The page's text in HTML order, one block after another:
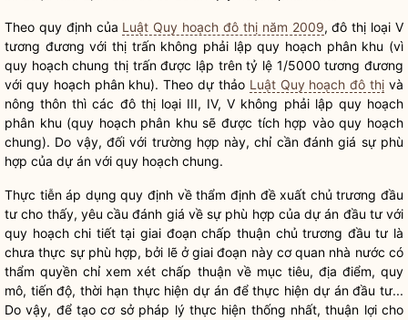
Theo quy định của Luật Quy hoạch đô thị năm 2009, đô thị loại V
tương đương với thị trấn không phải lập quy hoạch phân khu (vì
quy hoạch chung thị trấn được lập trên tỷ lệ 1/5000 tương đương
với quy hoạch phân khu). Theo dự thảo Luật Quy hoạch đô thị và
nông thôn thì các đô thị loại III, IV, V không phải lập quyhoạch
phân khu (quy hoạch phân khu sẽ được tích hợp vào quy hoạch
chung). Do vậy, đối với trường hợp này, chỉ cần đánh giá sự phù
hợp của dự án với quy hoạch chung.
Thực tiễn áp dụng quy định về thẩm định đề xuất chủ trương đầu
tư cho thấy, yêu cầu đánh giá về sự phù hợp của dự án đầu tư với
quy hoạch chi tiết tại giai đoạnchấp thuậnchủ trương đầu tư là
chưa thực sự phù hợp, bởi lẽ ở giai đoạn này cơ quan nhà nước có
thẩmquyền chỉ xem xétchấp thuậnvề mục tiêu, địa điểm, quy
mô, tiến độ, thời hạn thực hiện dự án để thực hiện dự án đầu tư...
Do vậy, để tạo cơ sở pháp lý thực hiện thống nhất, thuận lợi cho